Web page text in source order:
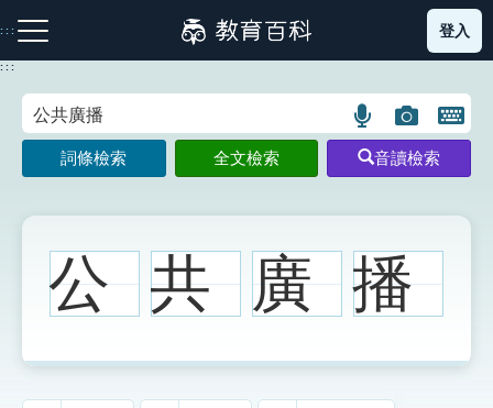
到
主
:::
注音索引圖示 筆畫索引圖示 部首索引表圖示
生字詞彙表
登入
:::
語
言
搜
示
圖
片
搜
示
開
鍵
圖
詞條檢索 全文檢索 音讀檢索
公 共 廣 播